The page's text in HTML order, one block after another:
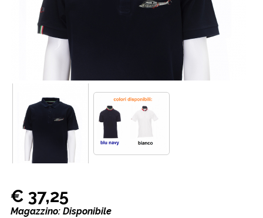
€ 37,25
Magazzino: Disponibile